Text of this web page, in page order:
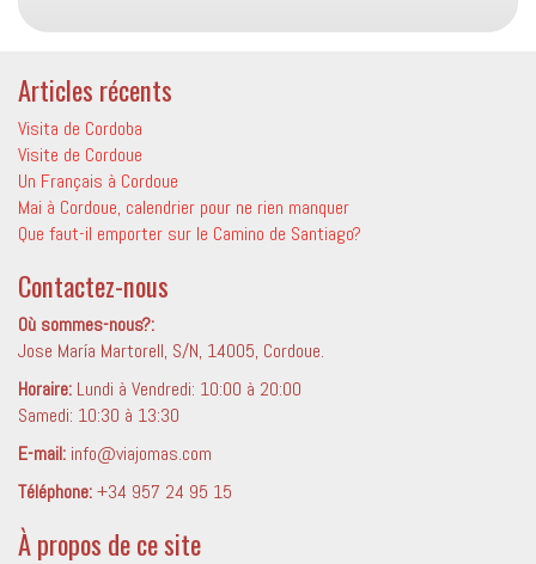
Articles récents
Visita de Cordoba
Visite de Cordoue
Un Français à Cordoue
Mai à Cordoue, calendrier pour ne rien manquer
Que faut-il emporter sur le Camino de Santiago?
Contactez-nous
Où sommes-nous?:
Jose María Martorell, S/N, 14005, Cordoue.
Horaire: Lundi à Vendredi: 10:00 à 20:00
Samedi: 10:30 à 13:30
E-mail: info@viajomas.com
Téléphone:+34 957 24 95 15
À propos de ce site